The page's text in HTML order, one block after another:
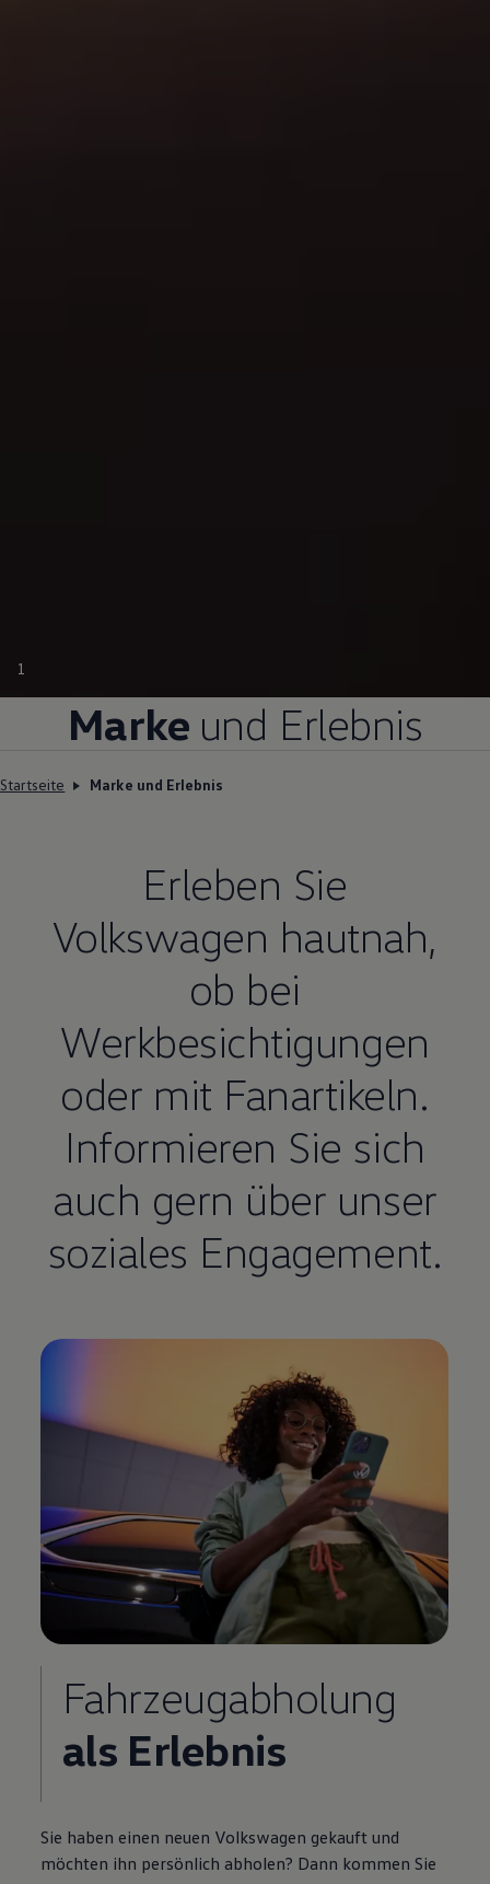
1
Marke und Erlebnis
Startseite Marke und Erlebnis
Erleben Sie
Volkswagen hautnah,
ob bei
Werkbesichtigungen
oder mit Fanartikeln.
Informieren Sie sich
auch gern über unser
soziales Engagement.
Fahrzeugabholung
als Erlebnis
Sie haben einen neuen Volkswagen gekauft und
möchten ihn persönlich abholen? Dann kommen Sie